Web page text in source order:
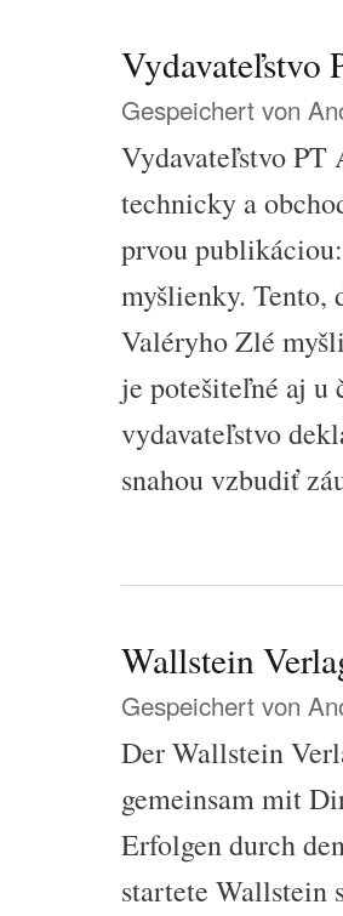
Gespeichert von
Vydavateľstvo PT
technicky a
prvou
myšlienky. Tento,
Valéryho Zlé
je potešiteľné aj
vydavateľstvo
snahou vzbudiť
Wallstein
Gespeichert von
Der Wallstein
gemeinsam mit
Erfolgen durch
startete Wallstein